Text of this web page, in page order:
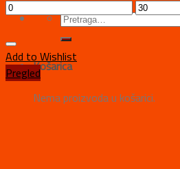
Košarica
Nema proizvoda u košarici.
Add to Wishlist
Pregled